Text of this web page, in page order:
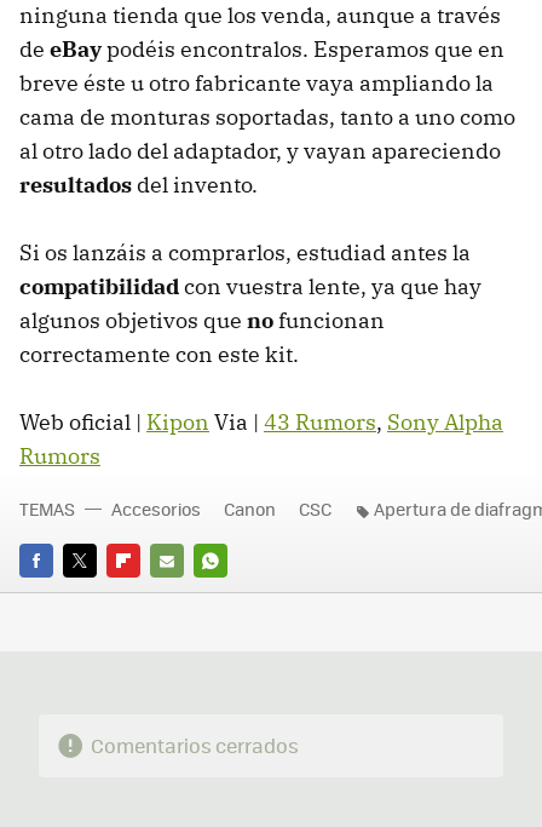
ninguna tienda que los venda, aunque a través
de eBaypodéis encontralos. Esperamos que en
breve éste u otro fabricante vaya ampliando la
cama de monturas soportadas, tanto a uno como
al otro lado del adaptador, y vayan apareciendo
resultados del invento.
Si os lanzáis a comprarlos, estudiad antes la
compatibilidadcon vuestra lente, ya que hay
algunos objetivos que nofuncionan
correctamente con este kit.
Web oficial | Kipon Via | 43 Rumors, Sony Alpha
Rumors
FACEBOOK
TWITTERFLIPBOARD
E-
WHATSAPP
TEMAS Accesorios Canon CSC Apertura de
Comentarios cerrados